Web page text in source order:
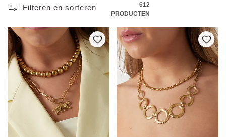
Filteren en sorteren
612
PRODUCTEN